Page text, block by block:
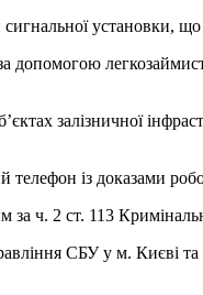
установки, що
допомогою
залізничної
із доказами
ч. 2 ст. 113
СБУ у м. Києві та